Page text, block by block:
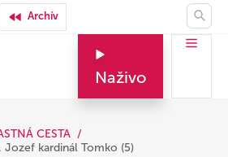
Archív
Naživo
CESTA
Jozef kardinál Tomko (5)